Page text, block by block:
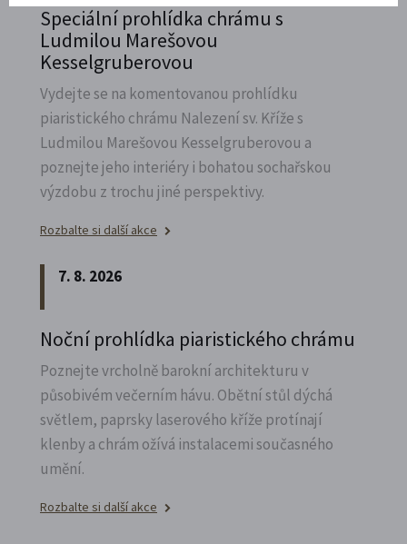
Speciální prohlídka chrámu s
Ludmilou Marešovou
Kesselgruberovou
Vydejte se na komentovanou prohlídku
piaristického chrámu Nalezení sv. Kříže s
Ludmilou Marešovou Kesselgruberovou a
poznejte jeho interiéry i bohatou sochařskou
výzdobu z trochu jiné perspektivy.
Rozbalte si další akce
7. 8. 2026
Noční prohlídka piaristického chrámu
Poznejte vrcholně barokní architekturu v
působivém večerním hávu. Obětní stůl dýchá
světlem, paprsky laserového kříže protínají
klenby a chrám ožívá instalacemi současného
umění.
Rozbalte si další akce